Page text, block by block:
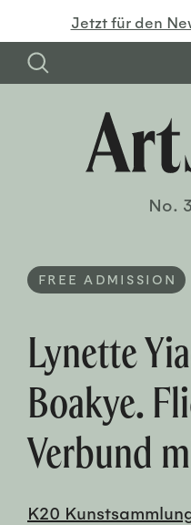
Jetzt für den
No.
FREE ADMISSION
Lynette
Boakye.
Verbund
K20